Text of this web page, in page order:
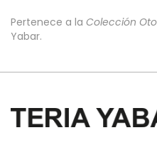
Pertenece a la Colección
Yabar.